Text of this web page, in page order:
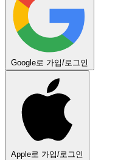
Google로 가입/로그인
Apple로 가입/로그인